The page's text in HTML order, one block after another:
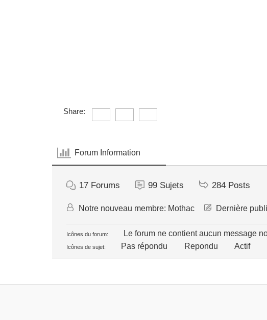
Share:
Forum Information
17 Forums 99 Sujets 284 Posts
Notre nouveau membre: Mothac Dernière
Icônes du forum: Le forum ne contient aucun message
Icônes de sujet: Pas répondu Repondu Actif